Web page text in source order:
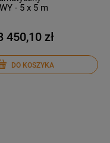
- 5 x 5 m
450,10 zł
DO KOSZYKA